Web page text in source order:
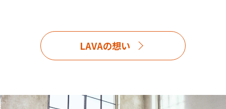
LAVAの想い